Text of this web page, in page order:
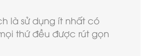
là sử dụng ít nhất có
thứ đều được rút gọn